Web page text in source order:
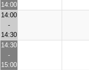
14:00
14:00
-
14:30
14:30
-
15:00